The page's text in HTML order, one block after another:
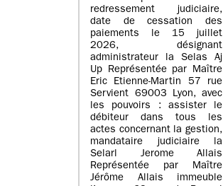
redressement judiciaire,
date de cessation des
paiements le 15 juillet
2026, désignant
administrateur la Selas Aj
Up Représentée par Maître
Eric Etienne-Martin 57 rue
Servient 69003 Lyon, avec
les pouvoirs : assister le
débiteur dans tous les
actes concernant la gestion,
mandataire judiciaire la
Selarl Jerome Allais
Représentée par Maître
Jérôme Allais immeuble